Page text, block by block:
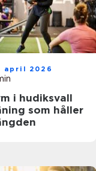
april 2026
i hudiksvall
som håller